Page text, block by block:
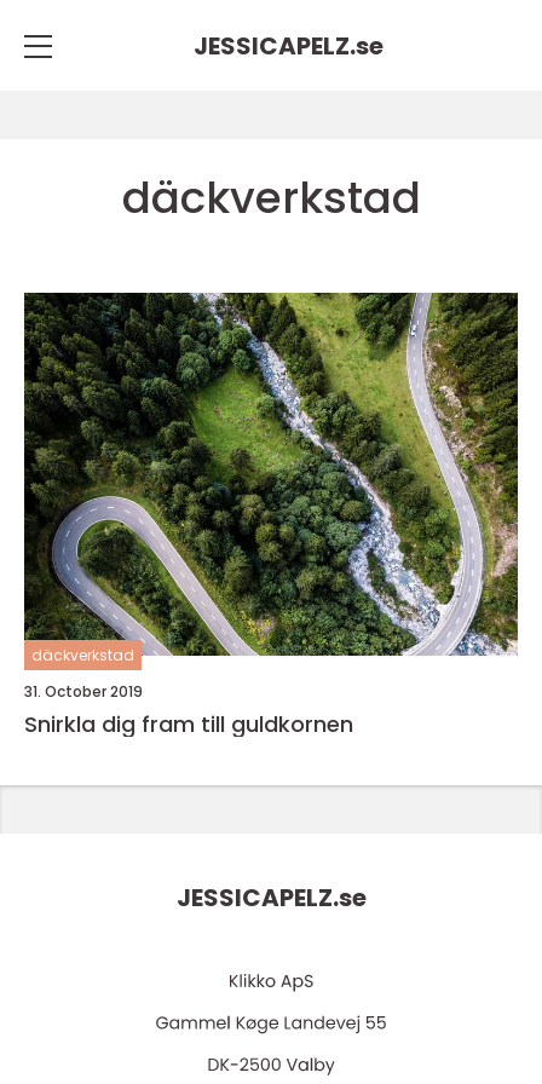
JESSICAPELZ.se
däckverkstad
däckverkstad
31. October 2019
Snirkla dig fram till guldkornen
JESSICAPELZ.se